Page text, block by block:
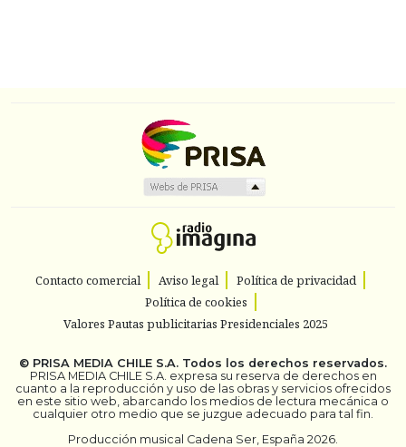
Contacto comercial Aviso legal
Política de privacidad
Política de cookies
Valores Pautas publicitarias Presidenciales 2025
© PRISA MEDIA CHILE S.A. Todos los derechos reservados.
PRISA MEDIA CHILE S.A. expresa su reserva de derechos en
cuanto a la reproducción y uso de las obras y servicios ofrecidos
en este sitio web, abarcando los medios de lectura mecánica o
cualquier otro medio que se juzgue adecuado para tal fin.
Producción musical Cadena Ser, España 2026.